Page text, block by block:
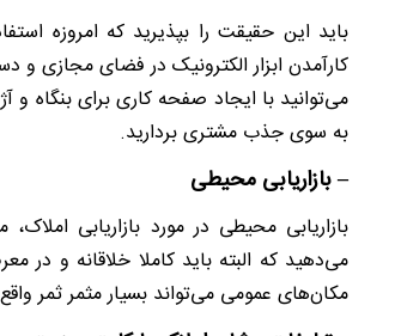
باید این حقیقت را بپذیرید که امروزه
کارآمدن ابزار الکترونیک در فضای مجازی
می‌توانید با ایجاد صفحه کاری برای بنگاه و
به سوی جذب مشتری بردارید.
– بازاریابی محیطی
بازاریابی محیطی در مورد بازاریابی
می‌دهید که البته باید کاملا خلاقانه و در
مکان‌های عمومی می‌تواند بسیار مثمر ثمر